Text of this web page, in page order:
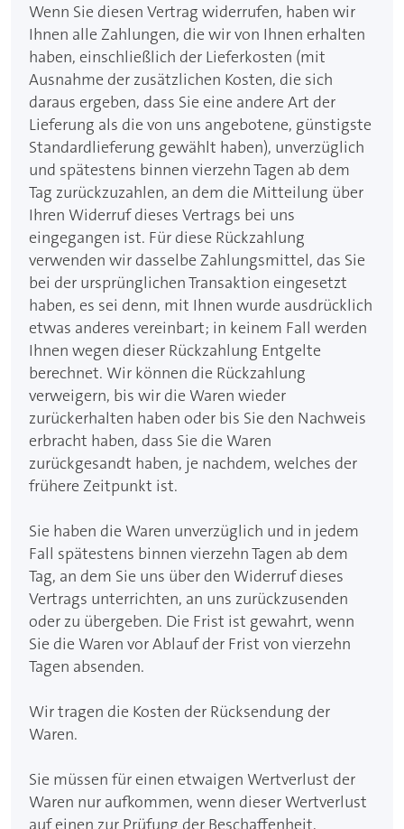
Wenn Sie diesen Vertrag widerrufen, haben wir
Ihnen alle Zahlungen, die wir von Ihnen erhalten
haben, einschließlich der Lieferkosten (mit
Ausnahme der zusätzlichen Kosten, die sich
daraus ergeben, dass Sie eine andere Art der
Lieferung als die von uns angebotene, günstigste
Standardlieferung gewählt haben), unverzüglich
und spätestens binnen vierzehn Tagen ab dem
Tag zurückzuzahlen, an dem die Mitteilung über
Ihren Widerruf dieses Vertrags bei uns
eingegangen ist. Für diese Rückzahlung
verwenden wir dasselbe Zahlungsmittel, das Sie
bei der ursprünglichen Transaktion eingesetzt
haben, es sei denn, mit Ihnen wurde ausdrücklich
etwas anderes vereinbart; in keinem Fall werden
Ihnen wegen dieser Rückzahlung Entgelte
berechnet. Wir können die Rückzahlung
verweigern, bis wir die Waren wieder
zurückerhalten haben oder bis Sie den Nachweis
erbracht haben, dass Sie die Waren
zurückgesandt haben, je nachdem, welches der
frühere Zeitpunkt ist.
Sie haben die Waren unverzüglich und in jedem
Fall spätestens binnen vierzehn Tagen ab dem
Tag, an dem Sie uns über den Widerruf dieses
Vertrags unterrichten, an uns zurückzusenden
oder zu übergeben. Die Frist ist gewahrt, wenn
Sie die Waren vor Ablauf der Frist von vierzehn
Tagen absenden.
Wir tragen die Kosten der Rücksendung der
Waren.
Sie müssen für einen etwaigen Wertverlust der
Waren nur aufkommen, wenn dieser Wertverlust
auf einen zur Prüfung der Beschaffenheit,